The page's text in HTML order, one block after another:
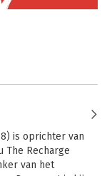
is oprichter van
The Recharge
van het